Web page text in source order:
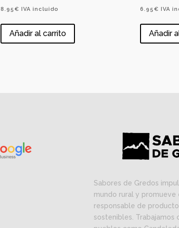
8.95 € IVA incluido
Añadir al carrito
6.95 € IVA
Añadir
Sabores de Gredos
mundo rural y promueve
responsable de
sostenibles. Trabajamos